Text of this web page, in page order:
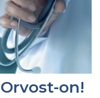
on!